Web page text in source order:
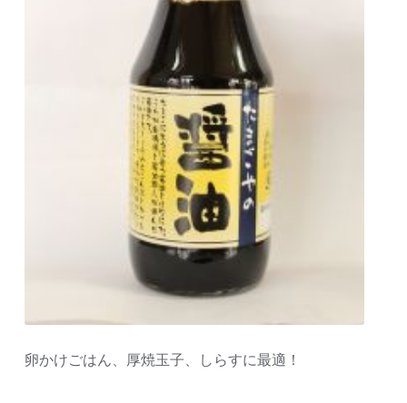
卵かけごはん、厚焼玉子、しらすに最適！